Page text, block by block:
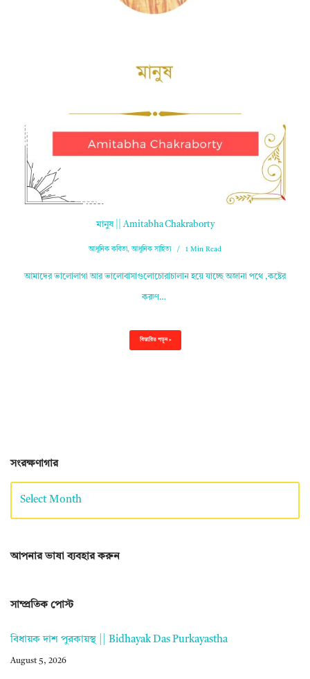
মানুষ || Amitabha Chakraborty
আধুনিক কবিতা,আধুনিক সাহিত্য 1 Min Read
আমাদের ভালোলাগা আর ভালোবাসাগুলোচোরাচালান হয়ে যাচ্ছে অজানা পথে ,কষ্টের
করুণ…
বিস্তারিত পড়ুন »
সংরক্ষণাগার
আপনার ভাষা ব্যবহার করুন
সাম্প্রতিক পোস্ট
বিধায়ক দাশ পুরকায়স্থ || Bidhayak Das Purkayastha
August 5, 2026